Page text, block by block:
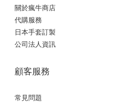
關於瘋牛商店
代購服務
日本手套訂製
公司法人資訊
顧客服務
常見問題